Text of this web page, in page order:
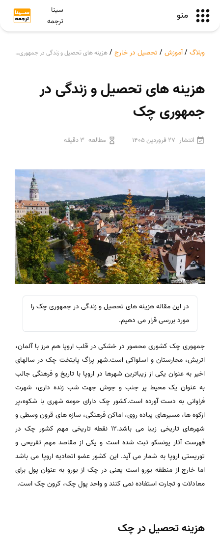
منو
سینا
ترجمه
وبلاگ /آموزش / تحصیل در خارج / هزینه های تحصیل و زندگی در جمهوری چک
هزینه های تحصیل و زندگی در
جمهوری چک
انتشار 27 فروردین 1405 مطالعه 3 دقیقه
در این مقاله هزینه های تحصیل و زندگی در جمهوری چک را
مورد بررسی قرار می دهیم.
جمهوری چک کشوری محصور در خشکی در قلب اروپا هم مرز با آلمان،
اتریش، مجارستان و اسلواکی است.شهر پراگ پایتخت چک در سالهای
اخیر به عنوان یکی از زیباترین شهرها در اروپا با تاریخ و فرهنگی جالب
به عنوان یک محیط پر جنب و جوش جهت شب زنده داری، شهرت
فراوانی به دست آورده است.کشور چک دارای حومه شهری با شکوه،پر
ازکوه ها، مسیرهای پیاده روی، اماکن فرهنگی، سازه های قرون وسطی و
شهرهای تاریخی زیبا می باشد.۱۲ نقطه تاریخی مهم کشور چک در
فهرست آثار یونسکو ثبت شده است و یکی از مقاصد مهم تفریحی و
توریستی اروپا به شمار می آید. این کشور عضو اتحادیه اروپا می باشد
اما خارج از منطقه یورو است یعنی در چک از یورو به عنوان پول برای
معادلات و تجارت استفاده نمی کنند و واحد پول چک، کرون چک است.
هزینه تحصیل در چک